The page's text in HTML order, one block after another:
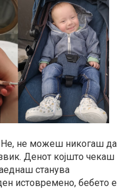
не можеш никогаш да
Денот којшто чекаш
станува
истовремено, бебето е